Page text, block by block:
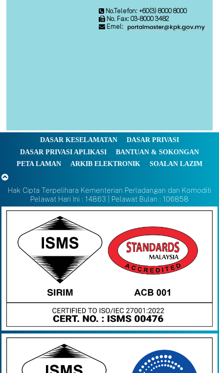
No.Telefon: +60(3) 8000 8000
No. Fax: 03-8000 3482
Emel:
DASAR KESELAMATAN
DASAR PRIVASI
DASAR PRIVASI APLIKASI
BANTUAN & SOKONGAN
PETA LAMAN
ARKIB ELEKTRONIK SOALAN LAZIM
Hak Cipta Terpelihara Kementerian Perladangan dan Komoditi
Pelawat Hari Ini : 14863 | Pelawat Bulan : 106858